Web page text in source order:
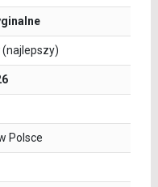
(najlepszy)
Polsce